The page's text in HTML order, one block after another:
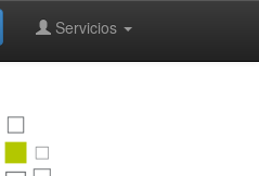
Servicios